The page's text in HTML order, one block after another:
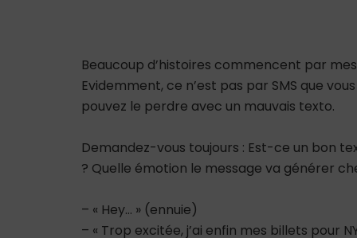
Beaucoup d’histoires commencent par
Evidemment, ce n’est pas par SMS que
pouvez le perdre avec un mauvais texto.
Demandez-vous toujours : Est-ce un bon
? Quelle émotion le message va générer
– « Hey… » (ennuie)
– « Trop excitée, j’ai enfin mes billets pour